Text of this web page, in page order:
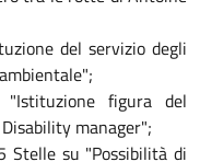
del servizio degli
figura del
manager";
Stelle su "Possibilità di